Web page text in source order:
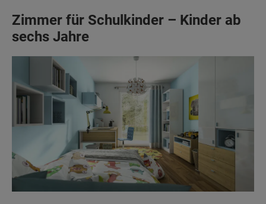
Zimmer für Schulkinder – Kinder ab
sechs Jahre